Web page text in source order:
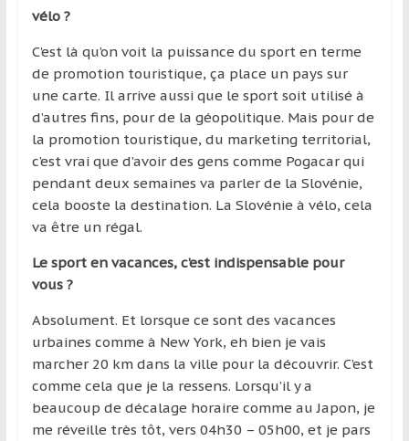
vélo ?
C’est là qu’on voit la puissance du sport en terme
de promotion touristique, ça place un pays sur
une carte. Il arrive aussi que le sport soit utilisé à
d’autres fins, pour de la géopolitique. Mais pour de
la promotion touristique, du marketing territorial,
c’est vrai que d’avoir des gens comme Pogacar qui
pendant deux semaines va parler de la Slovénie,
cela booste la destination. La Slovénie à vélo, cela
va être un régal.
Le sport en vacances, c’est indispensable pour
vous ?
Absolument. Et lorsque ce sont des vacances
urbaines comme à New York, eh bien je vais
marcher 20 km dans la ville pour la découvrir. C’est
comme cela que je la ressens. Lorsqu’il y a
beaucoup de décalage horaire comme au Japon, je
me réveille très tôt, vers 04h30 – 05h00, et je pars